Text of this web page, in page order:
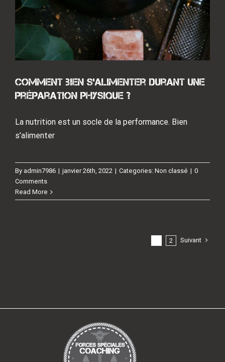
Comment bien s’alimenter durant une
préparation physique ?
La nutrition est un socle de la performance. Bien
s’alimenter
By admin7986 | janvier 26th, 2022 | Categories: Non classé | 0
Comments
Read More
2 Suivant